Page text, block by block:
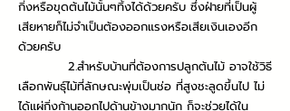
กิ่งหรือขุดต้นไม้นั้นๆทิ้งได้ด้วยครับ ซึ่งฝ่ายที่เป็นผู้
เสียหายก็ไม่จำเป็นต้องออกแรงหรือเสียเงินเองอีก
ด้วยครับ
2.สำหรับบ้านที่ต้องการปลูกต้นไม้ อาจใช้วิธี
เลือกพันธุ์ไม้ที่ลักษณะพุ่มเป็นช่อ ที่สูงชะลูดขึ้นไป ไม่
ได้แผ่กิ่งก้านออกไปด้านข้างมากนัก ก็จะช่วยได้ใน